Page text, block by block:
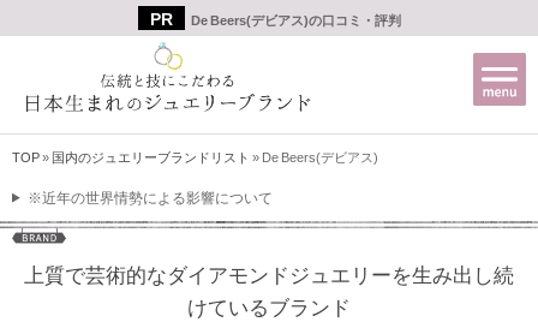
De Beers(デビアス)の口コミ・評判
TOP»国内のジュエリーブランドリスト »De Beers(デビアス)
※近年の世界情勢による影響について
上質で芸術的なダイアモンドジュエリーを生み出し続
けているブランド